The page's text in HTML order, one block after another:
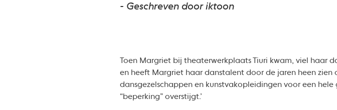
- Geschreven door iktoon
Toen Margriet bij theaterwerkplaats Tiuri kwam, viel haar
en heeft Margriet haar danstalent door de jaren heen
dansgezelschappen en kunstvakopleidingen voor een
“beperking” overstijgt.’